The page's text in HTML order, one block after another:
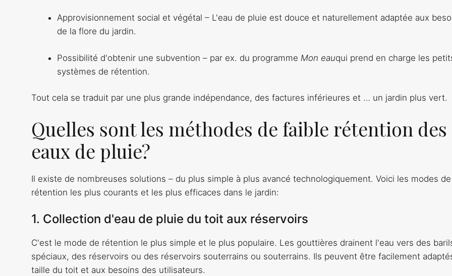
Approvisionnement social et végétal – L'eau de pluie est douce et naturellement adaptée aux
de la flore du jardin.
Possibilité d'obtenir une subvention – par ex. du programme Mon eauqui prend en charge les
systèmes de rétention.
Tout cela se traduit par une plus grande indépendance, des factures inférieures et … un jardin plus vert.
Quelles sont les méthodes de faible rétention des
eaux de pluie?
Il existe de nombreuses solutions – du plus simple à plus avancé technologiquement. Voici les modes de
rétention les plus courants et les plus efficaces dans le jardin:
1. Collection d'eau de pluie du toit aux réservoirs
C'est le mode de rétention le plus simple et le plus populaire. Les gouttières drainent l'eau vers des
spéciaux, des réservoirs ou des réservoirs souterrains ou souterrains. Ils peuvent être facilement
taille du toit et aux besoins des utilisateurs.